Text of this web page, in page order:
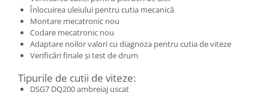
Înlocuirea uleiului pentru cutia mecanică
Montare mecatronic nou
Codare mecatronic nou
Adaptare noilor valori cu diagnoza pentru cutia de viteze
Verificări finale și test de drum
Tipurile de cutii de viteze:
DSG7 DQ200 ambreiaj uscat